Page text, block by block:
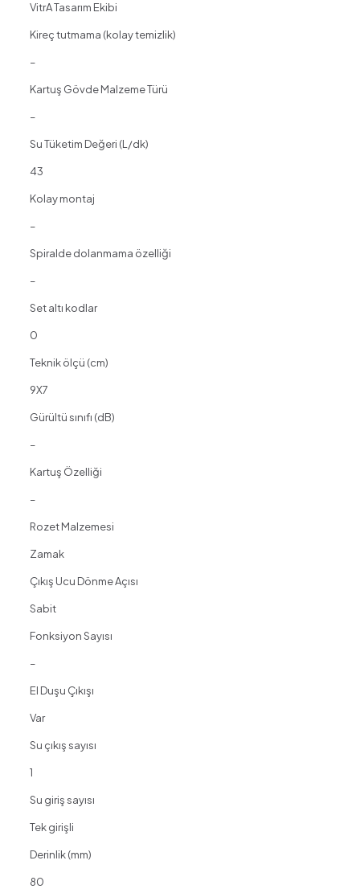
VitrA Tasarım Ekibi
Kireç tutmama (kolay temizlik)
–
Kartuş Gövde Malzeme Türü
–
Su Tüketim Değeri (L/dk)
43
Kolay montaj
–
Spiralde dolanmama özelliği
–
Set altı kodlar
0
Teknik ölçü (cm)
9X7
Gürültü sınıfı (dB)
–
Kartuş Özelliği
–
Rozet Malzemesi
Zamak
Çıkış Ucu Dönme Açısı
Sabit
Fonksiyon Sayısı
–
El Duşu Çıkışı
Var
Su çıkış sayısı
1
Su giriş sayısı
Tek girişli
Derinlik (mm)
80